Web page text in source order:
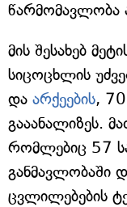
წარმომავლობა
მის შესახებ
სიცოცხლის
და არქეების,
გააანალიზეს.
რომლებიც 57
განმავლობაში
ცვლილებების